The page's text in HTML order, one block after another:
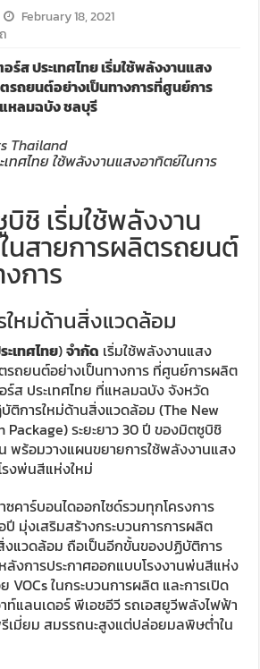
February 18, 2021
ร์ส ประเทศไทย เริ่มใช้พลังงานแสง
รถยนต์อย่างเป็นทางการที่ศูนย์การ
หลมฉบัง ชลบุรี
ทศไทย ใช้พลังงานแสงอาทิตย์ในการ
ชิ เริ่มใช้พลังงาน
นสายการผลิตรถยนต์
การ
หม่ด้านสิ่งแวดล้อม
ะเทศไทย)จำกัด เริ่มใช้พลังงานแสง
รถยนต์อย่างเป็นทางการ ที่ศูนย์การผลิต
ส ประเทศไทย ที่แหลมฉบัง จังหวัด
การใหม่ด้านสิ่งแวดล้อม (The New
ระยะยาว 30 ปี ของมิตซูบิชิ
พร้อมวางแผนขยายการใช้พลังงานแสง
งพ่นสีแห่งใหม่
คาร์บอนไดออกไซด์รวมทุกโครงการ
มุ่งเสริมสร้างกระบวนการการผลิต
แวดล้อม ถือเป็นอีกขั้นของปฏิบัติการ
งการประกาศออกแบบโรงงานพ่นสีแห่ง
VOCs ในกระบวนการผลิต และการเปิด
ท์แลนเดอร์ พีเอชอีวี รถเอสยูวีพลังไฟฟ้า
เมี่ยม สมรรถนะสูงแต่ปล่อยมลพิษต่ำใน